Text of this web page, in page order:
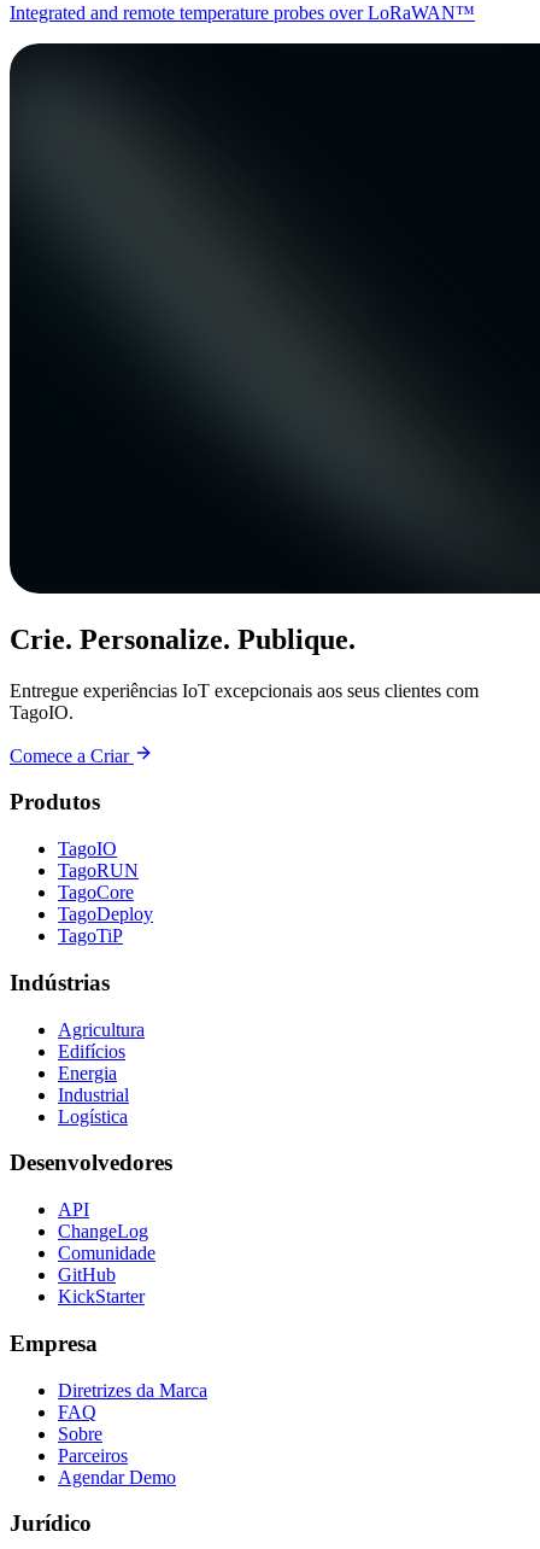
Integrated and remote temperature probes over LoRaWAN™
Crie. Personalize. Publique.
Entregue experiências IoT excepcionais aos seus clientes com
TagoIO.
Comece a Criar
Produtos
TagoIO
TagoRUN
TagoCore
TagoDeploy
TagoTiP
Indústrias
Agricultura
Edifícios
Energia
Industrial
Logística
Desenvolvedores
API
ChangeLog
Comunidade
GitHub
KickStarter
Empresa
Diretrizes da Marca
FAQ
Sobre
Parceiros
Agendar Demo
Jurídico